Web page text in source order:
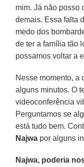
mim. Já não posso
demais. Essa falta
medo dos
de ter a família tão
possamos voltar a
Nesse momento, a
alguns minutos. O
videoconferência
Perguntamos se
está tudo bem.
Najwa por alguns
Najwa, poderia